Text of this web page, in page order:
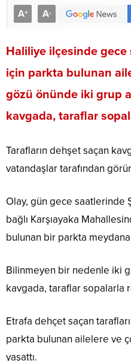
A+ A-
Haliliye ilçesinde
için parkta bulunan
gözü önünde iki grup
kavgada, taraflar
Tarafların dehşet saçan
vatandaşlar tarafından
Olay, gün gece saatlerinde
bağlı Karşıayaka
bulunan bir parkta
Bilinmeyen bir nedenle iki
kavgada, taraflar
Etrafa dehçet saçan
parkta bulunan ailelere ve
yaşattı.